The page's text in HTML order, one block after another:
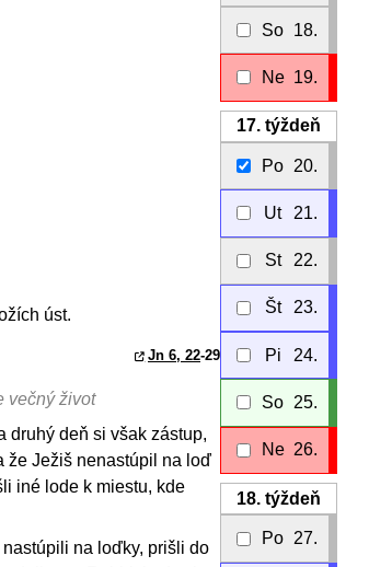
úst.
Jn 6, 22-29
večný život
deň si však zástup,
že Ježiš nenastúpil na loď
iné lode k miestu, kde
na loďky, prišli do
So 18.
Ne 19.
17. týždeň
Po 20.
Ut 21.
St 22.
Št 23.
Pi 24.
So 25.
Ne 26.
18. týždeň
Po 27.